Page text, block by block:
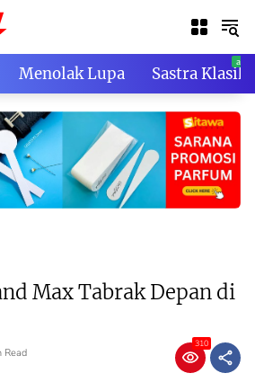
Menolak Lupa Sastra Klasik
Max Tabrak Depan di
Read
310